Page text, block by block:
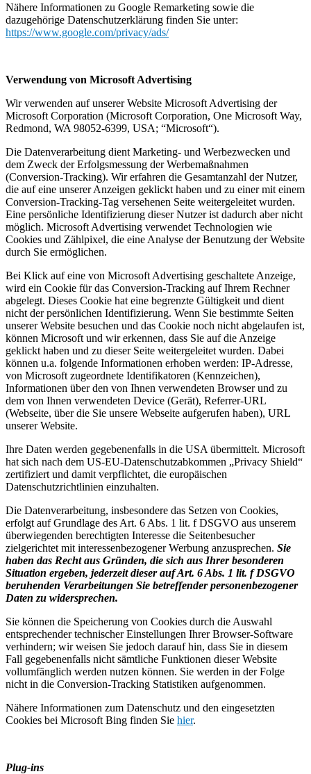
Nähere Informationen zu Google Remarketing sowie die
dazugehörige Datenschutzerklärung finden Sie unter:
https://www.google.com/privacy/ads/
Verwendung von Microsoft Advertising
Wir verwenden auf unserer Website Microsoft Advertising der
Microsoft Corporation (Microsoft Corporation, One Microsoft Way,
Redmond, WA 98052-6399, USA; “Microsoft“).
Die Datenverarbeitung dient Marketing- und Werbezwecken und
dem Zweck der Erfolgsmessung der Werbemaßnahmen
(Conversion-Tracking). Wir erfahren die Gesamtanzahl der Nutzer,
die auf eine unserer Anzeigen geklickt haben und zu einer mit einem
Conversion-Tracking-Tag versehenen Seite weitergeleitet wurden.
Eine persönliche Identifizierung dieser Nutzer ist dadurch aber nicht
möglich. Microsoft Advertising verwendet Technologien wie
Cookies und Zählpixel, die eine Analyse der Benutzung der Website
durch Sie ermöglichen.
Bei Klick auf eine von Microsoft Advertising geschaltete Anzeige,
wird ein Cookie für das Conversion-Tracking auf Ihrem Rechner
abgelegt. Dieses Cookie hat eine begrenzte Gültigkeit und dient
nicht der persönlichen Identifizierung. Wenn Sie bestimmte Seiten
unserer Website besuchen und das Cookie noch nicht abgelaufen ist,
können Microsoft und wir erkennen, dass Sie auf die Anzeige
geklickt haben und zu dieser Seite weitergeleitet wurden. Dabei
können u.a. folgende Informationen erhoben werden: IP-Adresse,
von Microsoft zugeordnete Identifikatoren (Kennzeichen),
Informationen über den von Ihnen verwendeten Browser und zu
dem von Ihnen verwendeten Device (Gerät), Referrer-URL
(Webseite, über die Sie unsere Webseite aufgerufen haben), URL
unserer Website.
Ihre Daten werden gegebenenfalls in die USA übermittelt. Microsoft
hat sich nach dem US-EU-Datenschutzabkommen „Privacy Shield“
zertifiziert und damit verpflichtet, die europäischen
Datenschutzrichtlinien einzuhalten.
Die Datenverarbeitung, insbesondere das Setzen von Cookies,
erfolgt auf Grundlage des Art. 6 Abs. 1 lit. f DSGVO aus unserem
überwiegenden berechtigten Interesse die Seitenbesucher
zielgerichtet mit interessenbezogener Werbung anzusprechen. Sie
haben das Recht aus Gründen, die sich aus Ihrer besonderen
Situation ergeben, jederzeit dieser auf Art. 6 Abs. 1 lit. f DSGVO
beruhenden Verarbeitungen Sie betreffender personenbezogener
Daten zu widersprechen.
Sie können die Speicherung von Cookies durch die Auswahl
entsprechender technischer Einstellungen Ihrer Browser-Software
verhindern; wir weisen Sie jedoch darauf hin, dass Sie in diesem
Fall gegebenenfalls nicht sämtliche Funktionen dieser Website
vollumfänglich werden nutzen können. Sie werden in der Folge
nicht in die Conversion-Tracking Statistiken aufgenommen.
Nähere Informationen zum Datenschutz und den eingesetzten
Cookies bei Microsoft Bing finden Sie hier.
Plug-ins